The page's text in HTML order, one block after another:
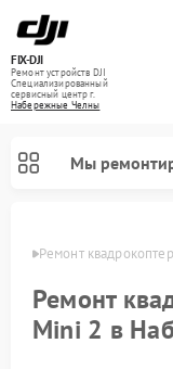
FIX-DJI
Ремонт устройств DJI
Специализированный
cервисный центр г.
Набережные Челны
Мы
Ремонт
Ремонт
Mini 2 в